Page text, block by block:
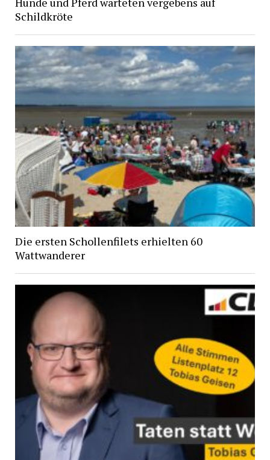
Schildkröte
Die ersten Schollenfilets erhielten 60
Wattwanderer